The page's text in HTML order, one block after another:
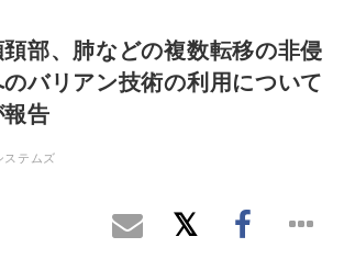
部、肺などの複数転移の非侵
バリアン技術の利用について
報告
ステムズ